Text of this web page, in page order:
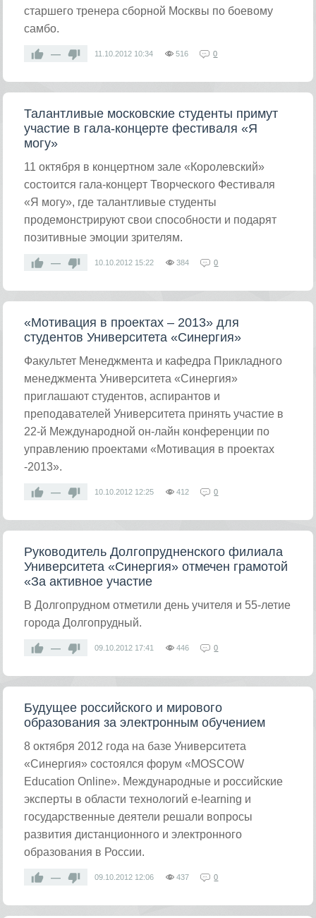
старшего тренера сборной Москвы по боевому
самбо.
— 11.10.2012 10:34 516 0
Талантливые московские студенты примут
участие в гала-концерте фестиваля «Я
могу»
11 октября в концертном зале «Королевский»
состоится гала-концерт Творческого Фестиваля
«Я могу», где талантливые студенты
продемонстрируют свои способности и подарят
позитивные эмоции зрителям.
— 10.10.2012 15:22 384 0
«Мотивация в проектах – 2013» для
студентов Университета «Синергия»
Факультет Менеджмента и кафедра Прикладного
менеджмента Университета «Синергия»
приглашают студентов, аспирантов и
преподавателей Университета принять участие в
22-й Международной он-лайн конференции по
управлению проектами «Мотивация в проектах
-2013».
— 10.10.2012 12:25 412 0
Руководитель Долгопрудненского филиала
Университета «Синергия» отмечен грамотой
«За активное участие
В Долгопрудном отметили день учителя и 55-летие
города Долгопрудный.
— 09.10.2012 17:41 446 0
Будущее российского и мирового
образования за электронным обучением
8 октября 2012 года на базе Университета
«Синергия» состоялся форум «MOSCOW
Education Online». Международные и российские
эксперты в области технологий e-learning и
государственные деятели решали вопросы
развития дистанционного и электронного
образования в России.
— 09.10.2012 12:06 437 0